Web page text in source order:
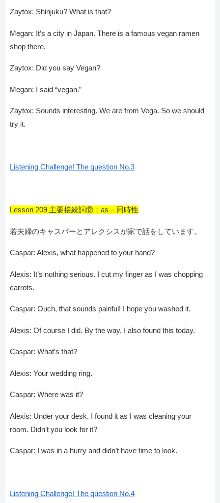
Zaytox: Shinjuku? What is that?
Megan: It’s a city in Japan. There is a famous vegan ramen
shop there.
Zaytox: Did you say Vegan?
Megan: I said “vegan.”
Zaytox: Sounds interesting. We are from Vega. So we should
try it.
Listening Challenge! The question No.3
Lesson 209 主要接続詞⑫：as – 同時性
若夫婦のキャスパーとアレクシスが家で話をしています。
Caspar: Alexis, what happened to your hand?
Alexis: It’s nothing serious. I cut my finger as I was chopping
carrots.
Caspar: Ouch, that sounds painful! I hope you washed it.
Alexis: Of course I did. By the way, I also found this today.
Caspar: What’s that?
Alexis: Your wedding ring.
Caspar: Where was it?
Alexis: Under your desk. I found it as I was cleaning your
room. Didn’t you look for it?
Caspar: I was in a hurry and didn’t have time to look.
Listening Challenge! The question No.4